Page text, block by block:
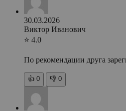
30.03.2026
Виктор Иванович
⭐ 4.0
По рекомендации друга
👍 0 👎 0